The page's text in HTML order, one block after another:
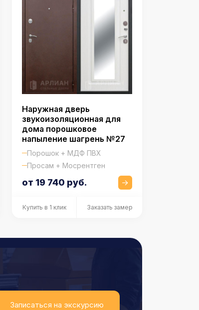
Наружная дверь
звукоизоляционная для
дома порошковое
напыление шагрень №27
Порошок + МДФ ПВХ
Просам + Мосрентген
от 19 740 руб.
Купить в 1 клик Заказать замер
Записаться на экскурсию